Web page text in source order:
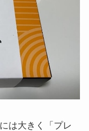
は大きく「プレ